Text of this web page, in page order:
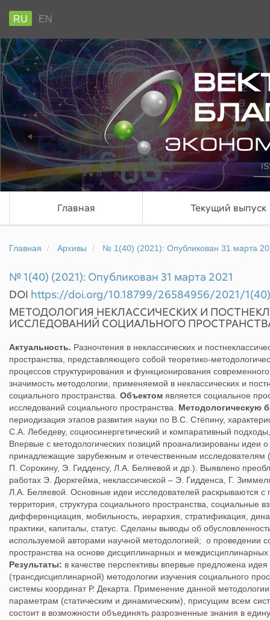
RU EN
Главная Текущий выпуск
Главная Архивы № 1(40) (2021): Опубликован 31 марта
№ 1(40) (2021): Опубликован 31 марта 2021
DOI https://doi.org/10.18799/26584956/2021/
МЕТОДОЛОГИЯ НЕКЛАССИЧЕСКИХ И
ИССЛЕДОВАНИЙ СОЦИАЛЬНОГО
Актуальность. Разночтения в неклассических и
пространства, представляющего собой теоретико-
процессов структурирования и функционирования
значимость методологии, применяемой в неклассических и
социального пространства. Объектом является социальное
исследований социального пространства. Методологическую
периодизация этапов развития науки по В.С. Стёпину,
С.А. Лебедеву, социосинергетический и компаративный
Впервые с методологических позиций проанализированы идеи
принадлежащие зарубежным и отечественным
П. Сорокину, Э. Гидденсу, Л.А. Беляевой и др.). Выявлено
работах Э. Дюркгейма, неклассической – Э. Гидденса, Г.
Л.А. Беляевой. Основные идеи исследователей раскрываются с
территория, структура социального пространства, социальные
дифференциация, мобильность, иерархия, стратификация,
практики, капиталы, статус. Сделаны выводы об
используемой авторами научной методологией; о проведении
пространства на основе дисциплинарных и междисциплинарных
Результаты: в качестве перспективы впервые предложена
(трансдисциплинарной) методологии изучения социального
системы координат Р. Декарта. Применение данной
параметрам (статическим и динамическим), присущим всем
состоит в возможности объединять разрозненные знания в